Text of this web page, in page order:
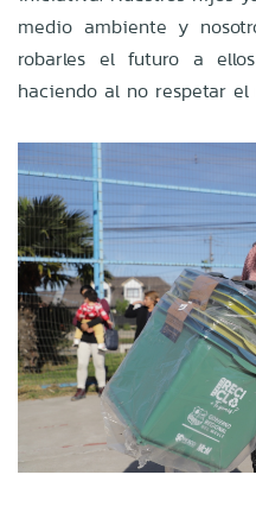
medio ambiente y
robarles el futuro a
haciendo al no respetar el